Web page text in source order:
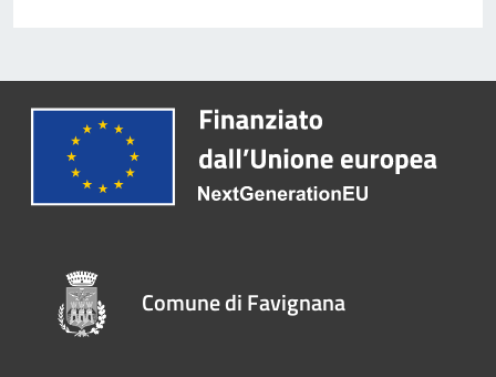
Comune di Favignana